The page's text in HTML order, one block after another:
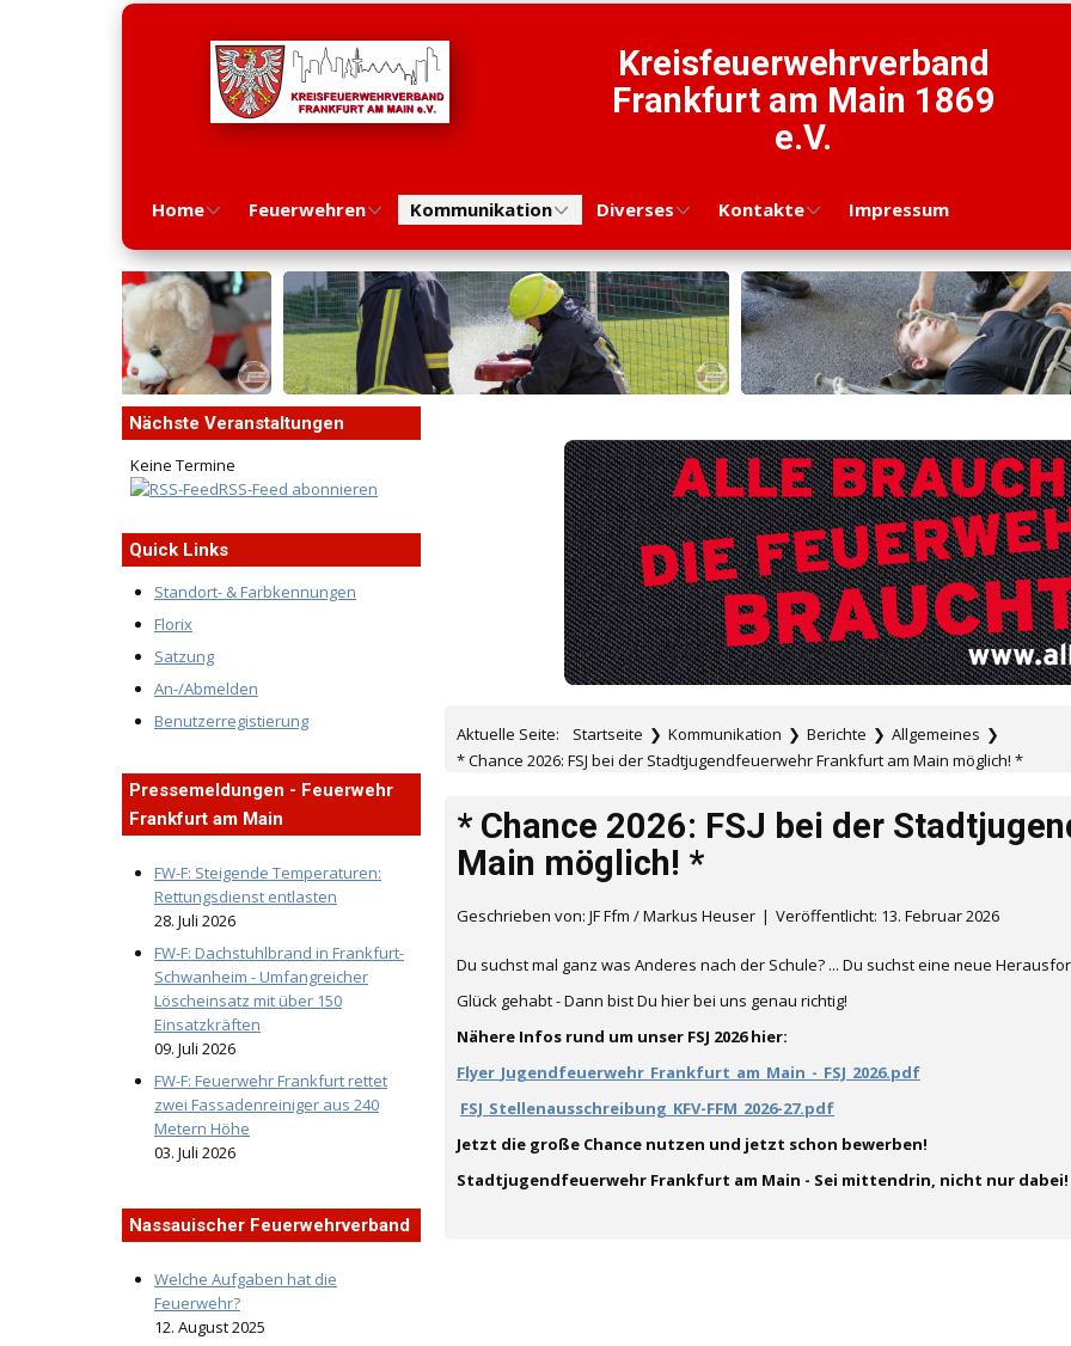
Kreisfeuerwehrverband
Frankfurt am Main 1869
e.V.
Home Feuerwehren Kommunikation Diverses Kontakte Impressum
Nächste Veranstaltungen
Keine Termine
RSS-Feed abonnieren
Quick Links
Standort- & Farbkennungen
Florix
Satzung
An-/Abmelden
Benutzerregistierung
Pressemeldungen - Feuerwehr
Frankfurt am Main
FW-F: Steigende Temperaturen:
Rettungsdienst entlasten
28. Juli 2026
FW-F: Dachstuhlbrand in Frankfurt-
Schwanheim - Umfangreicher
Löscheinsatz mit über 150
Einsatzkräften
09. Juli 2026
FW-F: Feuerwehr Frankfurt rettet
zwei Fassadenreiniger aus 240
Metern Höhe
03. Juli 2026
Nassauischer Feuerwehrverband
Welche Aufgaben hat die
Feuerwehr?
12. August 2025
Aktuelle Seite: Startseite ❯ Kommunikation ❯ Berichte ❯ Allgemeines ❯
* Chance 2026: FSJ bei der Stadtjugendfeuerwehr Frankfurt am Main möglich! *
* Chance 2026: FSJ bei der
Main möglich! *
Geschrieben von: JF Ffm / Markus Heuser Veröffentlicht: 13. Februar 2026
Du suchst mal ganz was Anderes nach der Schule? ... Du suchst eine neue
Glück gehabt - Dann bist Du hier bei uns genau richtig!
Nähere Infos rund um unser FSJ 2026 hier:
Flyer_Jugendfeuerwehr_Frankfurt_am_Main_-_FSJ_2026.pdf
FSJ_Stellenausschreibung_KFV-FFM_2026-27.pdf
Jetzt die große Chance nutzen und jetzt schon bewerben!
Stadtjugendfeuerwehr Frankfurt am Main - Sei mittendrin, nicht nur dabei!